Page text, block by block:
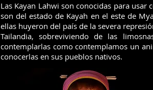
Las Kayan Lahwi son conocidas para usar
son del estado de Kayah en el este de
ellas huyeron del país de la severa
Tailandia, sobreviviendo de las
contemplarlas como contemplamos un
conocerlas en sus pueblos nativos.